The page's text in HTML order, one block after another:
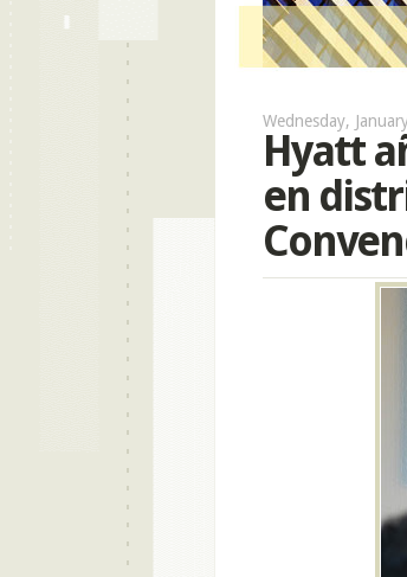
Wednesday,
Hyatt
en